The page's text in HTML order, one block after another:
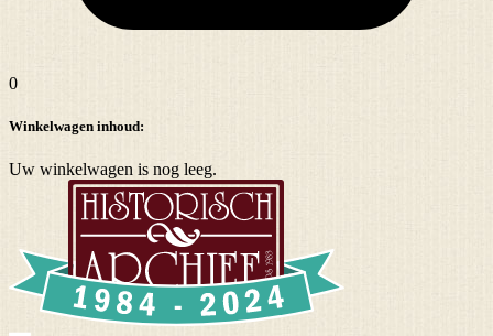
0
Winkelwagen inhoud:
Uw winkelwagen is nog leeg.